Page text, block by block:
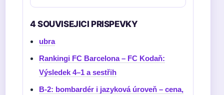
4 SOUVISEJICI PRISPEVKY
ubra
Rankingi FC Barcelona – FC Kodaň:
Výsledek 4–1 a sestřih
B-2: bombardér i jazyková úroveň – cena,